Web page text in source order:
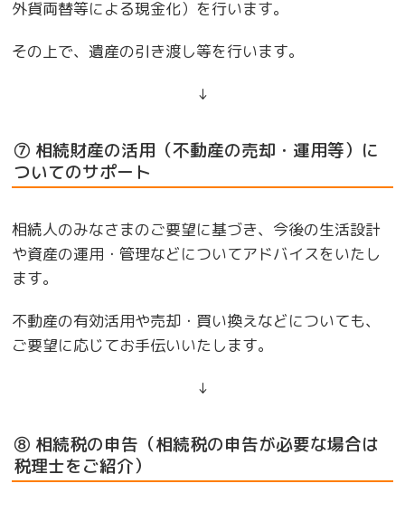
外貨両替等による現金化）を行います。
その上で、遺産の引き渡し等を行います。
↓
⑦ 相続財産の活用（不動産の売却・運用等）に
ついてのサポート
相続人のみなさまのご要望に基づき、今後の生活設計
や資産の運用・管理などについてアドバイスをいたし
ます。
不動産の有効活用や売却・買い換えなどについても、
ご要望に応じてお手伝いいたします。
↓
⑧ 相続税の申告（相続税の申告が必要な場合は
税理士をご紹介）